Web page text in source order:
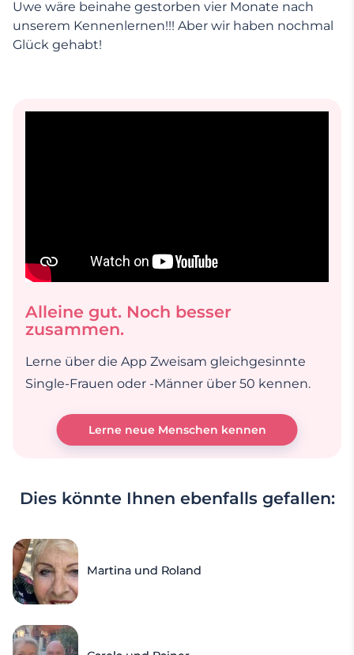
Uwe wäre beinahe gestorben vier Monate nach
unserem Kennenlernen!!! Aber wir haben nochmal
Glück gehabt!
Alleine gut. Noch besser
zusammen.
Lerne über die App Zweisam gleichgesinnte
Single-Frauen oder -Männer über 50 kennen.
Lerne neue Menschen kennen
Dies könnte Ihnen ebenfalls gefallen:
Martina und Roland